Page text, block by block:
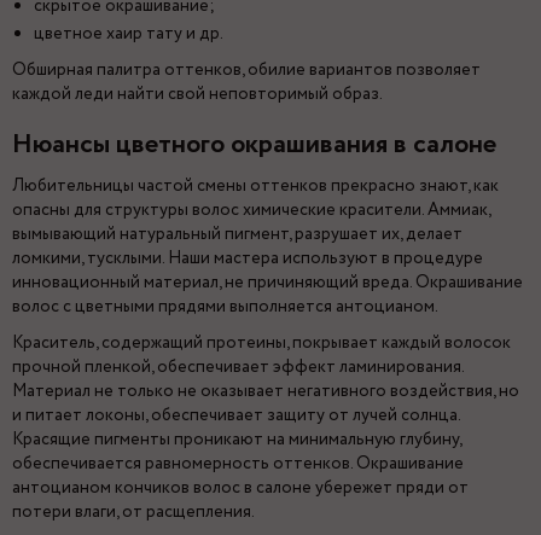
скрытое окрашивание;
цветное хаир тату и др.
Обширная палитра оттенков, обилие вариантов позволяет
каждой леди найти свой неповторимый образ.
Нюансы цветного окрашивания в салоне
Любительницы частой смены оттенков прекрасно знают, как
опасны для структуры волос химические красители. Аммиак,
вымывающий натуральный пигмент, разрушает их, делает
ломкими, тусклыми. Наши мастера используют в процедуре
инновационный материал, не причиняющий вреда. Окрашивание
волос с цветными прядями выполняется антоцианом.
Краситель, содержащий протеины, покрывает каждый волосок
прочной пленкой, обеспечивает эффект ламинирования.
Материал не только не оказывает негативного воздействия, но
и питает локоны, обеспечивает защиту от лучей солнца.
Красящие пигменты проникают на минимальную глубину,
обеспечивается равномерность оттенков. Окрашивание
антоцианом кончиков волос в салоне убережет пряди от
потери влаги, от расщепления.